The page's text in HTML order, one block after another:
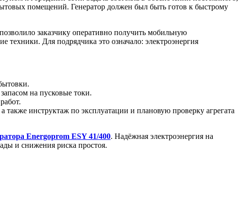
помещений. Генератор должен был быть готов к быстрому
заказчику оперативно получить мобильную
Для подрядчика это означало: электроэнергия
на пусковые токи.
инструктаж по эксплуатации и плановую проверку агрегата
Energoprom ESY 41/400. Надёжная электроэнергия на
и снижения риска простоя.